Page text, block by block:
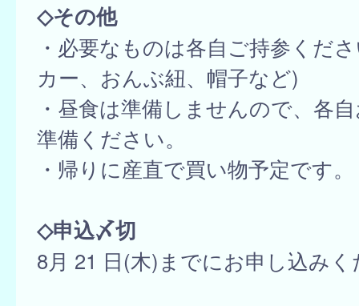
◇その他
・必要なものは各自ご持参くだ
カー、おんぶ紐、帽子など)
・昼食は準備しませんので、各
準備ください。
・帰りに産直で買い物予定です。
◇申込〆切
8月 21 日(木)までにお申し込み